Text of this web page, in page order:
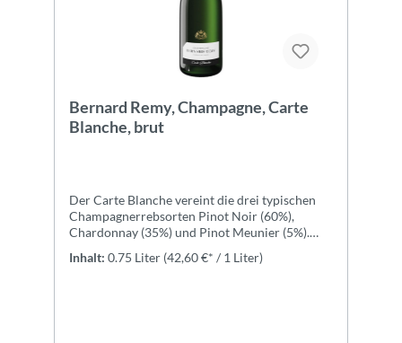
Bernard Remy, Champagne, Carte
Blanche, brut
Der Carte Blanche vereint die drei typischen
Champagnerrebsorten Pinot Noir (60%),
Chardonnay (35%) und Pinot Meunier (5%).
und intensiver Perlage und feinem Schaum. In
Inhalt: 0.75 Liter (42,60 €* / 1 Liter)